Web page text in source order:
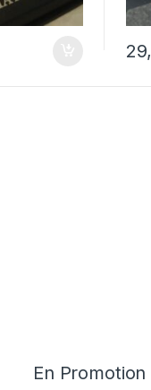
En Promotion